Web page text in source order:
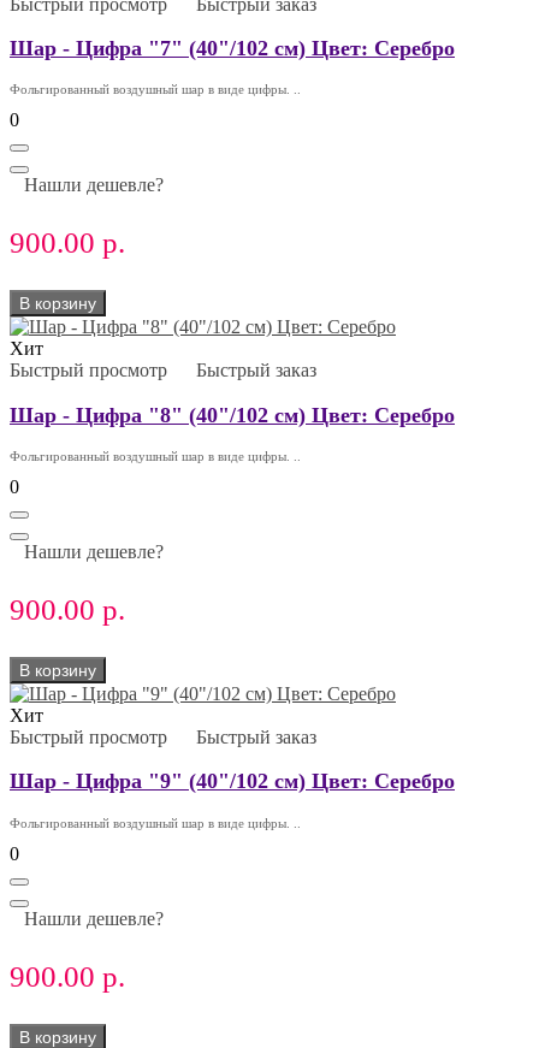
Шар - Цифра "7" (40"/102 см) Цвет: Серебро
Фольгированный воздушный шар в виде цифры. ..
0
Нашли дешевле?
900.00 р.
В корзину
Хит
Быстрый просмотр
Быстрый заказ
Шар - Цифра "8" (40"/102 см) Цвет: Серебро
Фольгированный воздушный шар в виде цифры. ..
0
Нашли дешевле?
900.00 р.
В корзину
Хит
Быстрый просмотр
Быстрый заказ
Шар - Цифра "9" (40"/102 см) Цвет: Серебро
Фольгированный воздушный шар в виде цифры. ..
0
Нашли дешевле?
900.00 р.
В корзину